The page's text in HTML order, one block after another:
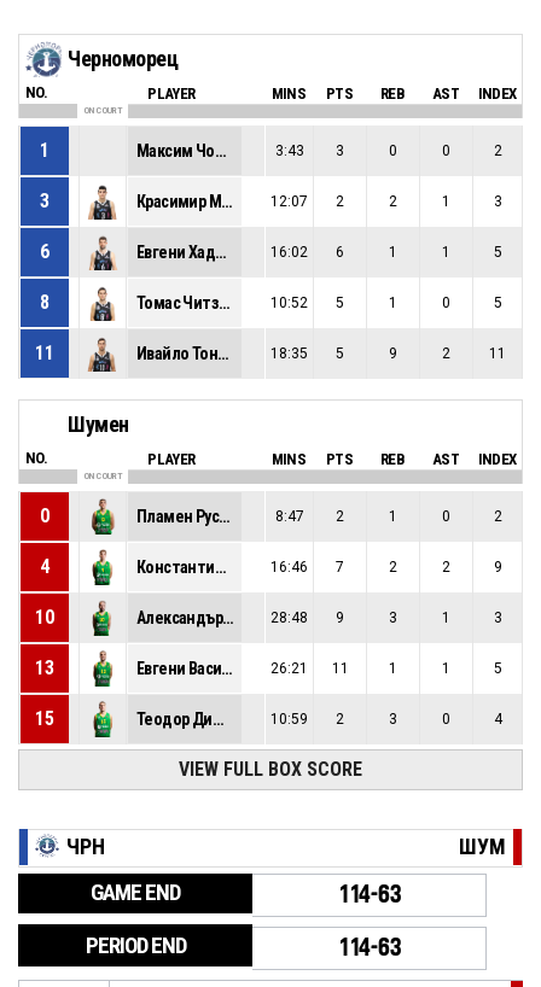
Черноморец
NO. PLAYER MINS PTS REB AST INDEX
ON COURT
1 Максим Чоков 3:43 3 0 0 2
3 Красимир Маринчевски 12:07 2 2 1 3
6 Евгени Хаджирусев 16:02 6 1 1 5
8 Томас Читзадзе 10:52 5 1 0 5
11 Ивайло Тонев 18:35 5 9 2 11
Шумен
NO. PLAYER MINS PTS REB AST INDEX
ON COURT
0 Пламен Русков 8:47 2 1 0 2
4 Константин Паисиев 16:46 7 2 2 9
10 Александър Милов 28:48 9 3 1 3
13 Евгени Василев 26:21 11 1 1 5
15 Теодор Димитров 10:59 2 3 0 4
VIEW FULL BOX SCORE
ЧРН ШУМ
GAME END 114-63
PERIOD END 114-63